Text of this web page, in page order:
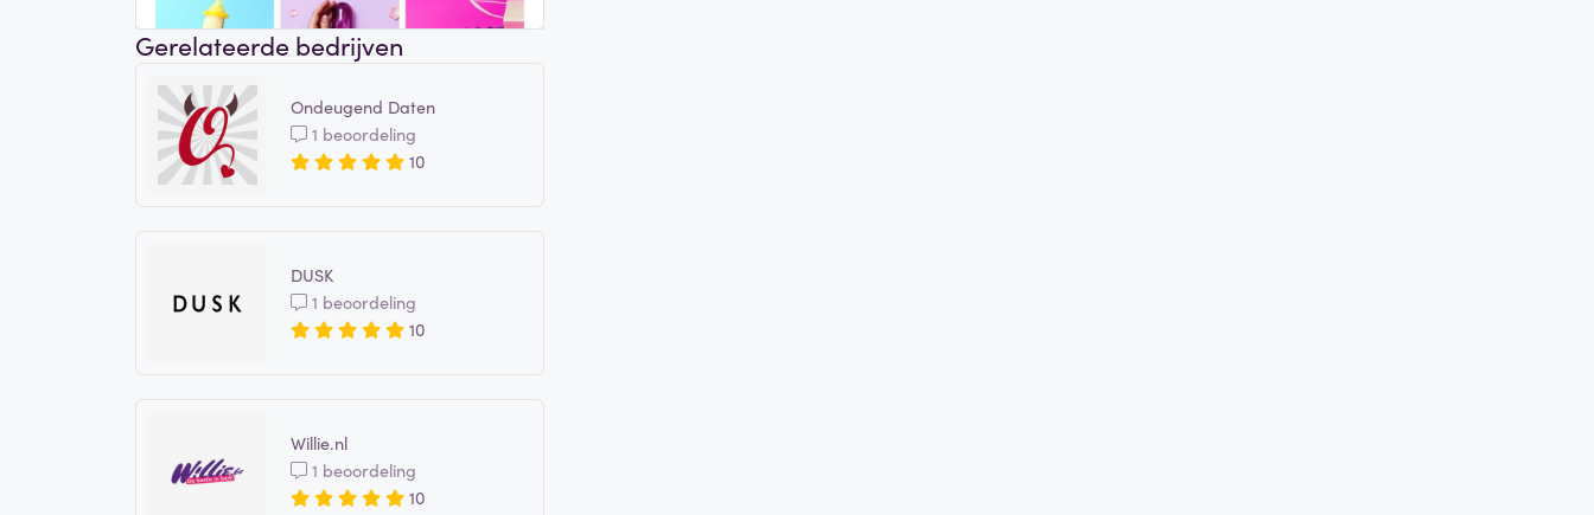
Gerelateerde bedrijven
Ondeugend Daten
1 beoordeling
10
DUSK
1 beoordeling
10
Willie.nl
1 beoordeling
10